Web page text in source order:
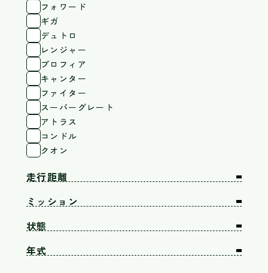
フォワード
ギガ
デュトロ
レンジャー
プロフィア
キャンター
ファイター
スーパーグレート
アトラス
コンドル
クオン
走行距離
ミッション
状態
年式